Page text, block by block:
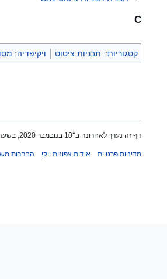
C
קטגוריות: תבניות ציטוט ויקיפדיה:
דף זה נערך לאחרונה ב־10 בנובמבר 2020, בשעה 11:24.
מדיניות פרטיות אודות צפונות ויקי הבהרות